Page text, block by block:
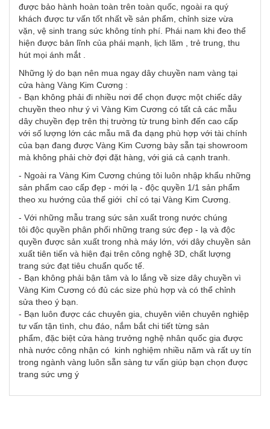
được bảo hành hoàn toàn trên toàn quốc, ngoài ra quý
khách được tư vấn tốt nhất về sản phẩm, chỉnh size vừa
vặn, vệ sinh trang sức không tính phí. Phái nam khi đeo thể
hiện được bản lĩnh của phái mạnh, lịch lãm , trẻ trung, thu
hút mọi ánh mắt .
Những lý do bạn nên mua ngay dây chuyền nam vàng tại
cửa hàng Vàng Kim Cương :
- Bạn không phải đi nhiều nơi để chọn được một chiếc dây
chuyền theo như ý vì Vàng Kim Cương có tất cả các mẫu
dây chuyền đẹp trên thị trường từ trung bình đến cao cấp
với số lượng lớn các mẫu mã đa dạng phù hợp với tài chính
của bạn đang được Vàng Kim Cương bày sẵn tại showroom
mà không phải chờ đợi đặt hàng, với giá cả cạnh tranh.
- Ngoài ra Vàng Kim Cương chúng tôi luôn nhập khẩu những
sản phẩm cao cấp đẹp - mới lạ - độc quyền 1/1 sản phẩm
theo xu hướng của thế giới chỉ có tại Vàng Kim Cương.
- Với những mẫu trang sức sản xuất trong nước chúng
tôi độc quyền phân phối những trang sức đẹp - lạ và độc
quyền được sản xuất trong nhà máy lớn, với dây chuyền sản
xuất tiên tiến và hiện đại trên công nghệ 3D, chất lượng
trang sức đạt tiêu chuẩn quốc tế.
- Bạn không phải bận tâm và lo lắng về size dây chuyền vì
Vàng Kim Cương có đủ các size phù hợp và có thể chỉnh
sửa theo ý bạn.
- Bạn luôn được các chuyên gia, chuyên viên chuyên nghiệp
tư vấn tận tình, chu đáo, nắm bắt chi tiết từng sản
phẩm, đặc biệt cửa hàng trưởng nghệ nhân quốc gia được
nhà nước công nhận có kinh nghiệm nhiều năm và rất uy tín
trong ngành vàng luôn sẵn sàng tư vấn giúp bạn chọn được
trang sức ưng ý